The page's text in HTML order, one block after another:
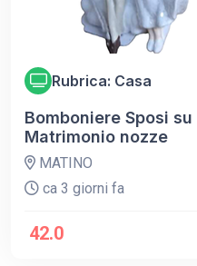
Rubrica: Casa
Bomboniere Sposi
Matrimonio nozze
MATINO
ca 3 giorni fa
42.0